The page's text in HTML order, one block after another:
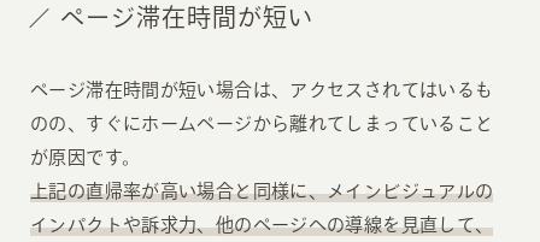
ページ滞在時間が短い
ページ滞在時間が短い場合は、アクセスされてはいるも
のの、すぐにホームページから離れてしまっていること
が原因です。
上記の直帰率が高い場合と同様に、メインビジュアルの
インパクトや訴求力、他のページへの導線を見直して、